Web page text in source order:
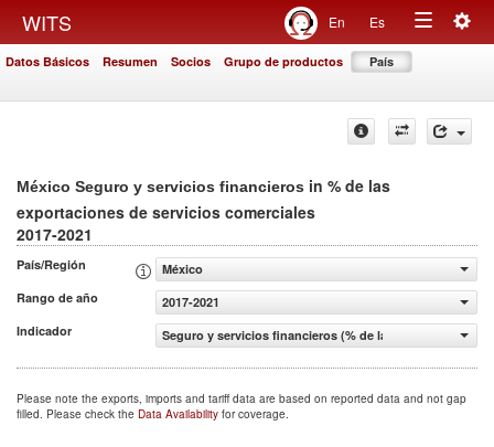
WITS En Es
Toggle
Datos Básicos Resumen Socios Grupo de productos País
México Seguro y servicios financieros in % de las
exportaciones de servicios comerciales
2017-2021
País/Región
México
Rango de año
2017-2021
Indicador
Seguro y servicios financieros (% de las exportaciones
Please note the exports, imports and tariff data are based on reported data and not gap
filled. Please check the Data Availability for coverage.